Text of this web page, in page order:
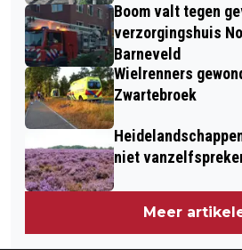
Boom valt tegen
verzorgingshuis
Barneveld
Wielrenners
Zwartebroek
niet
Meer